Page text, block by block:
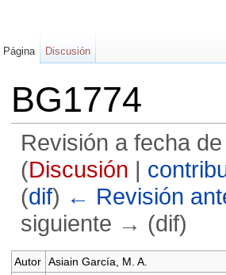
BG1774
Revisión a fecha
(Discusión |
(dif) ← Revisión
siguiente → (dif)
Autor Asiain García, M. A.
Página Discusión